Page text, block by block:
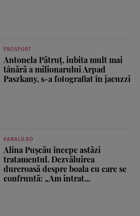
PROSPORT
Antonela Pătruț, iubita mult mai
tânără a milionarului Arpad
Paszkany, s-a fotografiat în jacuzzi
KANALD.RO
Alina Pușcău începe astăzi
tratamentul. Dezvăluirea
dureroasă despre boala cu care se
confruntă: „Am intrat...